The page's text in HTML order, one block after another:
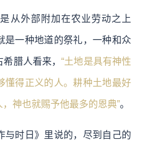
从外部附加在农业劳动之上
是一种地道的祭礼，一种和众
希腊人看来，“土地是具有神性
懂得正义的人。耕种土地最好
神也就赐予他最多的恩典”。
与时日》里说的，尽到自己的